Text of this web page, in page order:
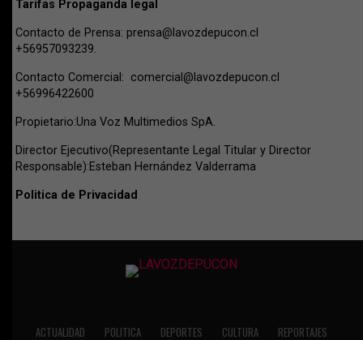
Tarifas Propaganda legal
Contacto de Prensa: prensa@lavozdepucon.cl
+56957093239.
Contacto Comercial: comercial@lavozdepucon.cl
+56996422600
Propietario:Una Voz Multimedios SpA.
Director Ejecutivo(Representante Legal Titular y Director
Responsable):Esteban Hernández Valderrama
Politica de Privacidad
ACTUALIDAD POLITICA DEPORTES CULTURA REPORTAJES